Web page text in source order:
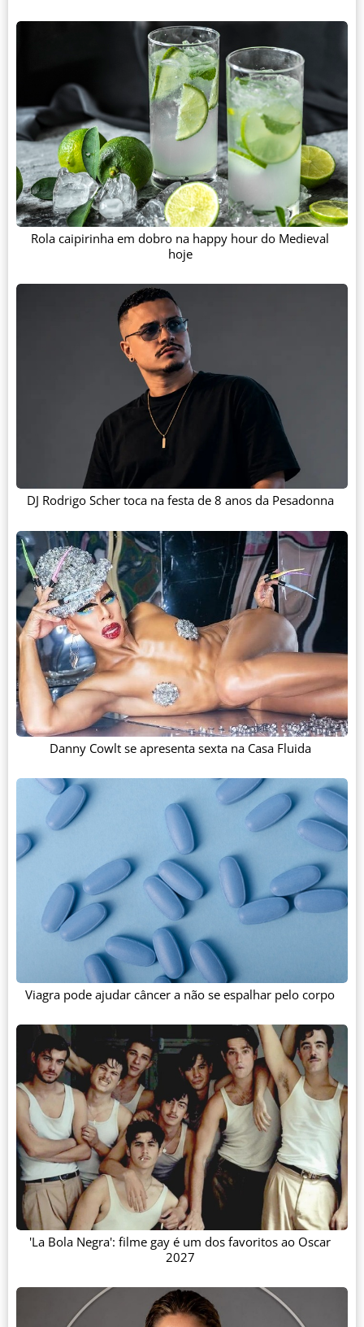
Rola caipirinha em dobro na happy hour do Medieval
hoje
DJ Rodrigo Scher toca na festa de 8 anos da Pesadonna
Danny Cowlt se apresenta sexta na Casa Fluida
Viagra pode ajudar câncer a não se espalhar pelo corpo
'La Bola Negra': filme gay é um dos favoritos ao Oscar
2027